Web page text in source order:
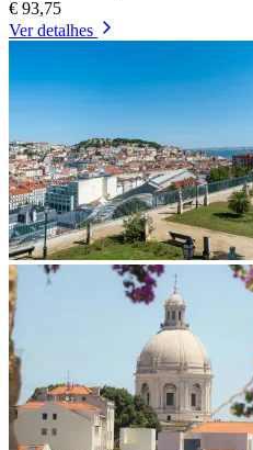
€ 93,75
Ver detalhes